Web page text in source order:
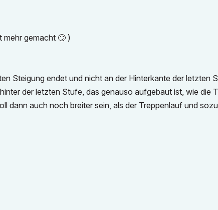
mehr gemacht 🙄 )
Steigung endet und nicht an der Hinterkante der letzten
der letzten Stufe, das genauso aufgebaut ist, wie die
dann auch noch breiter sein, als der Treppenlauf und